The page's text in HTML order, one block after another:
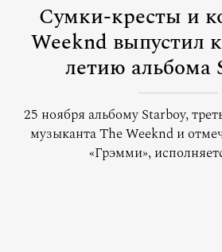
Сумки-кресты и
Weeknd выпустил
летию альбома
25 ноября альбому Starboy,
музыканта The Weeknd и
«‎Грэмми»‎,